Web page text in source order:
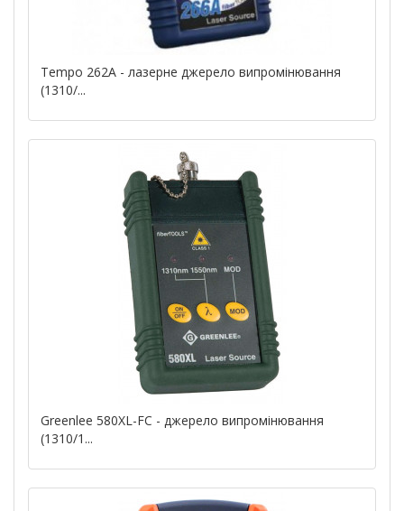
Tempo 262А - лазерне джерело випромінювання
(1310/...
Greenlee 580XL-FC - джерело випромінювання
(1310/1...